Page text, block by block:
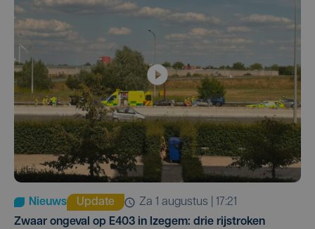
Nieuws Update
za 1 augustus | 17:21
Zwaar ongeval op E403 in Izegem: drie rijstroken